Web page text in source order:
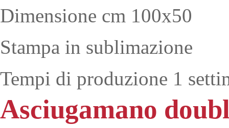
Dimensione cm 100x50
Stampa in sublimazione
Tempi di produzione 1
Asciugamano